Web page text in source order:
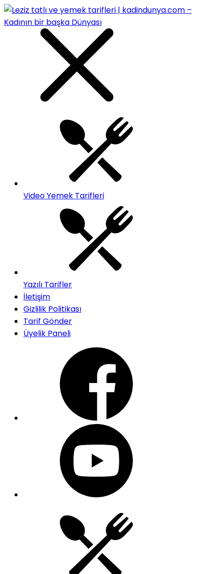
Video Yemek Tarifleri
Yazılı Tarifler
İletişim
Gizlilik Politikası
Tarif Gönder
Üyelik Paneli